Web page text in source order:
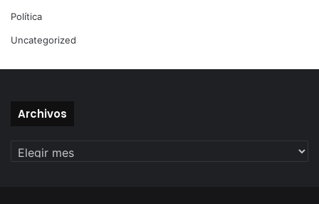
Política
Uncategorized
Archivos